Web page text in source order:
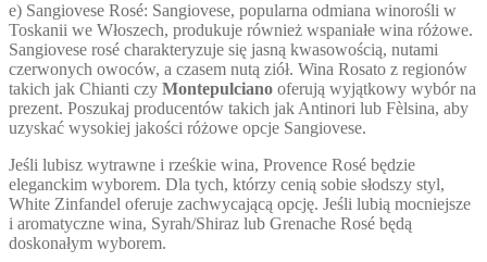
e) Sangiovese Rosé: Sangiovese, popularna odmiana winorośli w
Toskanii we Włoszech, produkuje również wspaniałe wina różowe.
Sangiovese rosé charakteryzuje się jasną kwasowością, nutami
czerwonych owoców, a czasem nutą ziół. Wina Rosato z regionów
takich jak Chianti czy Montepulciano oferują wyjątkowy wybór na
prezent. Poszukaj producentów takich jak Antinori lub Fèlsina, aby
uzyskać wysokiej jakości różowe opcje Sangiovese.
Jeśli lubisz wytrawne i rześkie wina, Provence Rosé będzie
eleganckim wyborem. Dla tych, którzy cenią sobie słodszy styl,
White Zinfandel oferuje zachwycającą opcję. Jeśli lubią mocniejsze
i aromatyczne wina, Syrah/Shiraz lub Grenache Rosé będą
doskonałym wyborem.